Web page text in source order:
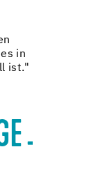
in
ist."